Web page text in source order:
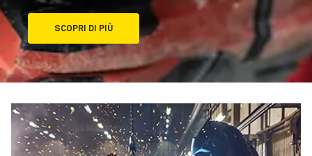
SCOPRI DI PIÙ